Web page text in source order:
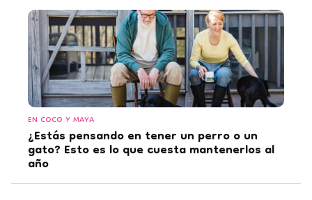
EN COCO Y MAYA
¿Estás pensando en tener un perro o un
gato? Esto es lo que cuesta mantenerlos al
año